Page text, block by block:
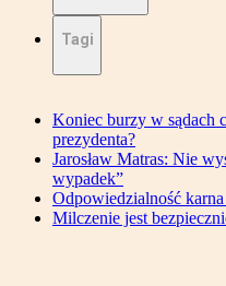
Tagi
Koniec burzy w sądach
prezydenta?
Jarosław Matras: Nie
wypadek”
Odpowiedzialność
Milczenie jest